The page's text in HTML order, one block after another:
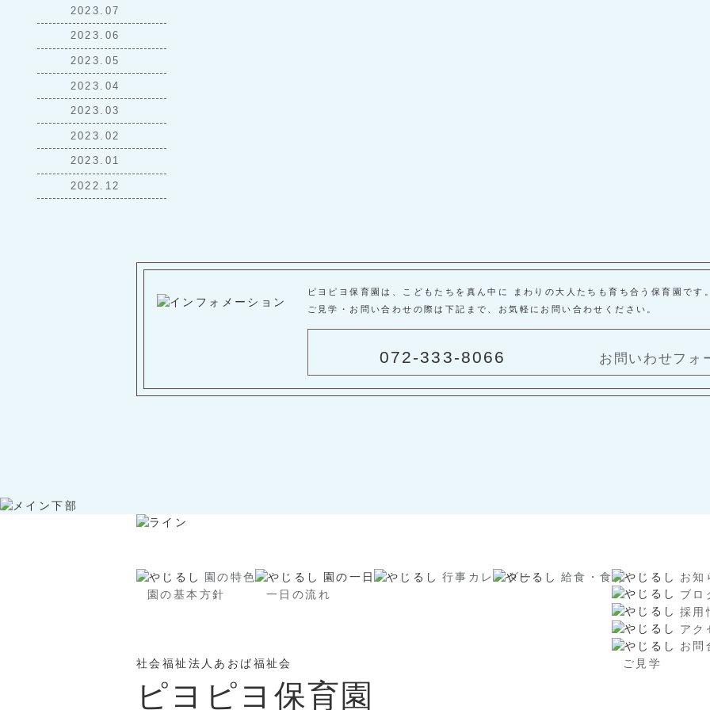
2023.07
2023.06
2023.05
2023.04
2023.03
2023.02
2023.01
2022.12
ピヨピヨ保育園は、こどもたちを真ん中に まわりの大人たちも育ち合う保育園です
ご見学・お問い合わせの際は下記まで、お気軽にお問い合わせください。
072-333-8066 お問いわせフォ
園の特色
園の基本方針
園の一日
一日の流れ
行事カレンダー 給食・食育
お知
ブロ
採用
アク
お問
ご見学
社会福祉法人あおば福祉会
ピヨピヨ保育園